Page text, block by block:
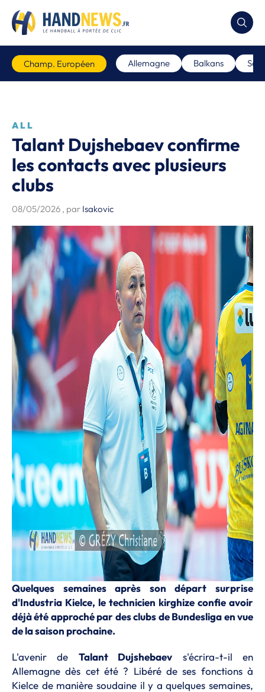
Champ. Européen Allemagne Balkans
ALL
Talant Dujshebaev confirme
les contacts avec plusieurs
clubs
08/05/2026 , par Isakovic
Quelques semaines après son départ surprise
d'Industria Kielce, le technicien kirghize confie avoir
déjà été approché par des clubs de Bundesliga en vue
de la saison prochaine.
L'avenir de Talant Dujshebaev s'écrira-t-il en
Allemagne dès cet été ? Libéré de ses fonctions à
Kielce de manière soudaine il y a quelques semaines,